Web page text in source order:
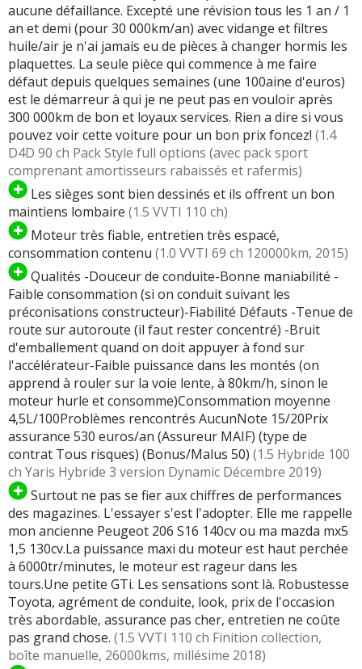
aucune défaillance. Excepté une révision tous les 1 an / 1
an et demi (pour 30 000km/an) avec vidange et filtres
huile/air je n'ai jamais eu de pièces à changer hormis les
plaquettes. La seule pièce qui commence à me faire
défaut depuis quelques semaines (une 100aine d'euros)
est le démarreur à qui je ne peut pas en vouloir après
300 000km de bon et loyaux services. Rien a dire si vous
pouvez voir cette voiture pour un bon prix foncez! (1.4
D4D 90 ch Pack Style full options (avec pack sport
comprenant amortisseurs rabaissés et rafermis)
Les sièges sont bien dessinés et ils offrent un bon
maintiens lombaire (1.5 VVTI 110 ch)
Moteur très fiable, entretien très espacé,
consommation contenu (1.0 VVTI 69 ch 120000km, 2015)
Qualités -Douceur de conduite-Bonne maniabilité -
Faible consommation (si on conduit suivant les
préconisations constructeur)-Fiabilité Défauts -Tenue de
route sur autoroute (il faut rester concentré) -Bruit
d'emballement quand on doit appuyer à fond sur
l'accélérateur-Faible puissance dans les montés (on
apprend à rouler sur la voie lente, à 80km/h, sinon le
moteur hurle et consomme)Consommation moyenne
4,5L/100Problèmes rencontrés AucunNote 15/20Prix
assurance 530 euros/an (Assureur MAIF) (type de
contrat Tous risques) (Bonus/Malus 50) (1.5 Hybride 100
ch Yaris Hybride 3 version Dynamic Décembre 2019)
Surtout ne pas se fier aux chiffres de performances
des magazines. L'essayer s'est l'adopter. Elle me rappelle
mon ancienne Peugeot 206 S16 140cv ou ma mazda mx5
1,5 130cv.La puissance maxi du moteur est haut perchée
à 6000tr/minutes, le moteur est rageur dans les
tours.Une petite GTi. Les sensations sont là. Robustesse
Toyota, agrément de conduite, look, prix de l'occasion
très abordable, assurance pas cher, entretien ne coûte
pas grand chose. (1.5 VVTI 110 ch Finition collection,
boîte manuelle, 26000kms, millésime 2018)